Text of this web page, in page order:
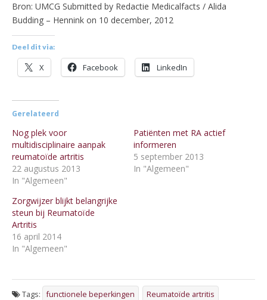
Bron: UMCG Submitted by Redactie Medicalfacts / Alida
Budding – Hennink on 10 december, 2012
Deel dit via:
X Facebook LinkedIn
Gerelateerd
Nog plek voor
multidisciplinaire aanpak
reumatoïde artritis
22 augustus 2013
In "Algemeen"
Patiënten met RA actief
informeren
5 september 2013
In "Algemeen"
Zorgwijzer blijkt belangrijke
steun bij Reumatoïde
Artritis
16 april 2014
In "Algemeen"
Tags: functionele beperkingen
Reumatoïde artritis